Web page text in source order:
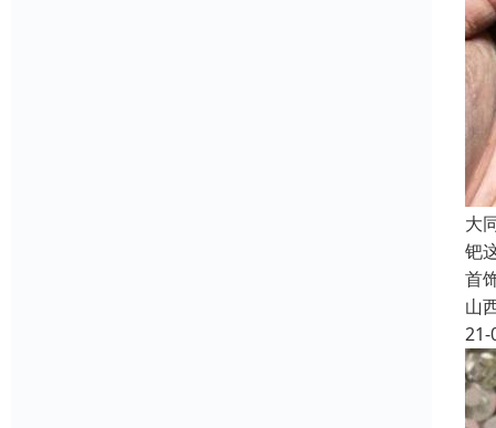
大
钯
首
山
21-